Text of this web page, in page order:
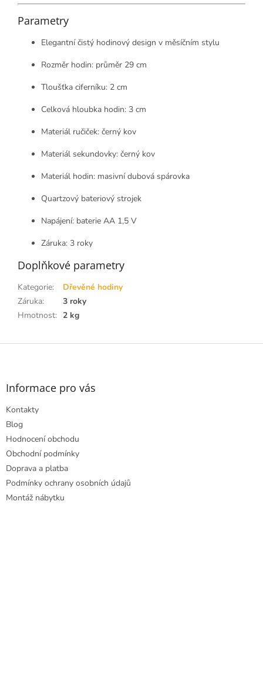
Parametry
Elegantní čistý hodinový design v měsíčním stylu
Rozměr hodin: průměr 29 cm
Tloušťka ciferníku: 2 cm
Celková hloubka hodin: 3 cm
Materiál ručiček: černý kov
Materiál sekundovky: černý kov
Materiál hodin: masivní dubová spárovka
Quartzový bateriový strojek
Napájení: baterie AA 1,5 V
Záruka: 3 roky
Doplňkové parametry
Kategorie:
Dřevěné hodiny
Záruka:
3 roky
Hmotnost: 2 kg
Z
Informace pro vás
Kontakty
Blog
Hodnocení obchodu
Obchodní podmínky
Doprava a platba
Podmínky ochrany osobních údajů
Montáž nábytku